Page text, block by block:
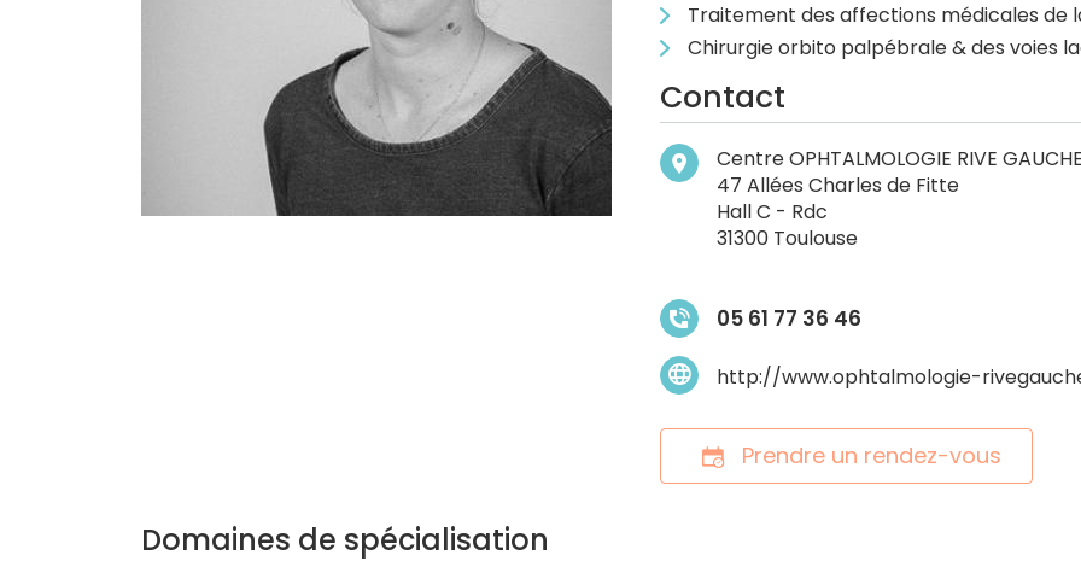
Traitement des affections médicales de
Chirurgie orbito palpébrale & des voies
Contact
Centre OPHTALMOLOGIE RIVE
47 Allées Charles de Fitte
Hall C - Rdc
31300 Toulouse
05 61 77 36 46
http://www.ophtalmologie-
Prendre un rendez-vous
Domaines de spécialisation